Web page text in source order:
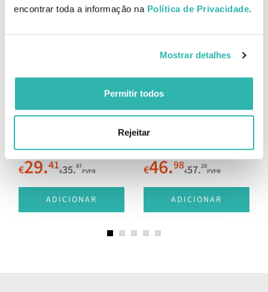
encontrar toda a informação na Política de Privacidade.
Mostrar detalhes
Permitir todos
Rejeitar
€29.41€35.87
PVPR
ADICIONAR
Endocare Age Barrier
Niacinal Sérum Gel 30ml
€46.98€57.29
PVPR
ADICIONAR